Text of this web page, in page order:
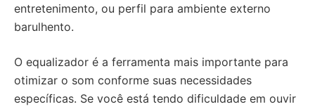
entretenimento, ou perfil para ambiente externo
barulhento.
O equalizador é a ferramenta mais importante para
otimizar o som conforme suas necessidades
específicas. Se você está tendo dificuldade em ouvir